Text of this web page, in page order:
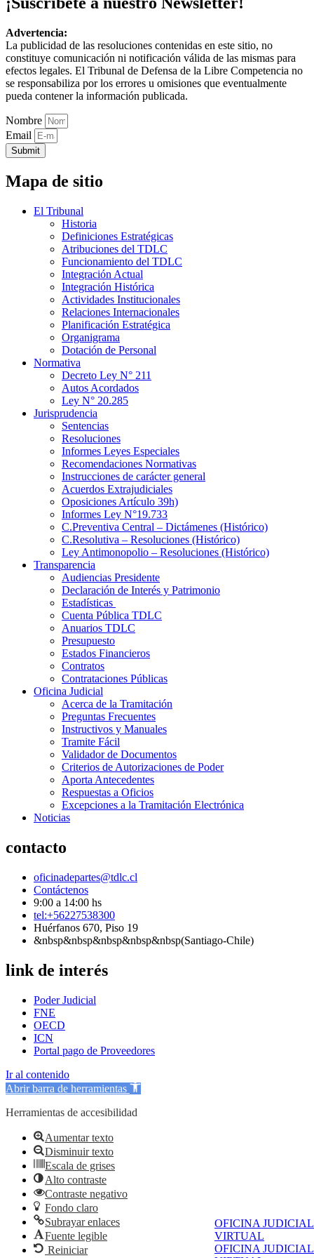
OFICINA JUDICIAL
VIRTUAL
OFICINA JUDICIAL
Advertencia:
La publicidad de las resoluciones contenidas en este sitio, no
constituye comunicación ni notificación válida de las mismas para
efectos legales. El Tribunal de Defensa de la Libre Competencia no
se responsabiliza por los errores u omisiones que eventualmente
pueda contener la información publicada.
Nombre
Email
Submit
Mapa de sitio
El Tribunal
Historia
Definiciones Estratégicas
Atribuciones del TDLC
Funcionamiento del TDLC
Integración Actual
Integración Histórica
Actividades Institucionales
Relaciones Internacionales
Planificación Estratégica
Organigrama
Dotación de Personal
Normativa
Decreto Ley N° 211
Autos Acordados
Ley N° 20.285
Jurisprudencia
Sentencias
Resoluciones
Informes Leyes Especiales
Recomendaciones Normativas
Instrucciones de carácter general
Acuerdos Extrajudiciales
Oposiciones Artículo 39h)
Informes Ley N°19.733
C.Preventiva Central – Dictámenes (Histórico)
C.Resolutiva – Resoluciones (Histórico)
Ley Antimonopolio – Resoluciones (Histórico)
Transparencia
Audiencias Presidente
Declaración de Interés y Patrimonio
Estadísticas
Cuenta Pública TDLC
Anuarios TDLC
Presupuesto
Estados Financieros
Contratos
Contrataciones Públicas
Oficina Judicial
Acerca de la Tramitación
Preguntas Frecuentes
Instructivos y Manuales
Tramite Fácil
Validador de Documentos
Criterios de Autorizaciones de Poder
Aporta Antecedentes
Respuestas a Oficios
Excepciones a la Tramitación Electrónica
Noticias
contacto
oficinadepartes@tdlc.cl
Contáctenos
9:00 a 14:00 hs
tel:+56227538300
Huérfanos 670, Piso 19
&nbsp&nbsp&nbsp&nbsp&nbsp(Santiago-Chile)
link de interés
Poder Judicial
FNE
OECD
ICN
Portal pago de Proveedores
Ir al contenido
Abrir barra de herramientas
Herramientas de accesibilidad
Aumentar texto
Disminuir texto
Escala de grises
Alto contraste
Contraste negativo
Fondo claro
Subrayar enlaces
Fuente legible
Reiniciar